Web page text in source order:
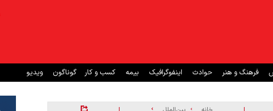
فرهنگ و هنر حوادث اینفوگرافیک بیمه کسب و کار گوناگون ویدیو